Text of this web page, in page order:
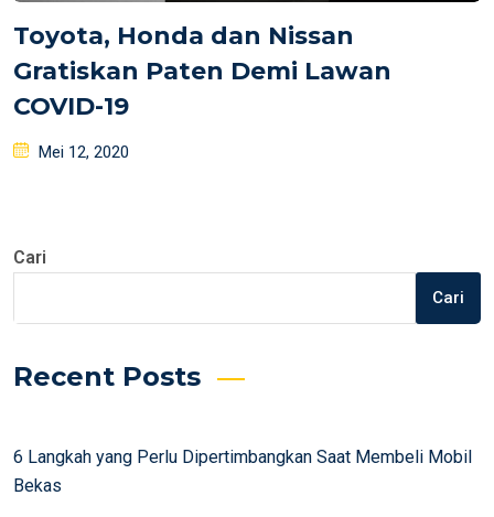
Toyota, Honda dan Nissan
Gratiskan Paten Demi Lawan
COVID-19
Posted
Mei 12, 2020
Cari
Cari
Recent Posts
6 Langkah yang Perlu Dipertimbangkan Saat Membeli Mobil
Bekas